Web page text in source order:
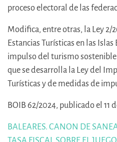
proceso electoral de las
Modifica, entre otras, la Ley 2/
Estancias Turísticas en las
impulso del turismo sostenible
que se desarrolla la Ley del
Turísticas y de medidas de
BOIB 62/2024, publicado el 11
BALEARES. CANON DE